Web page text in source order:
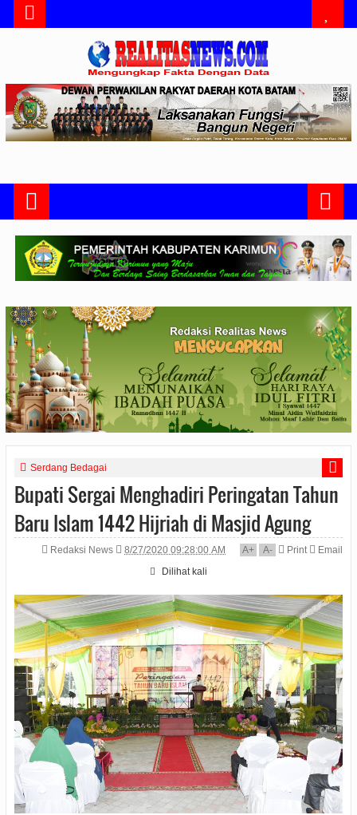
Serdang Bedagai
Bupati Sergai Menghadiri Peringatan Tahun
Baru Islam 1442 Hijriah di Masjid Agung
Redaksi News 8/27/2020 09:28:00 AM A+ A- Print
Email
Dilihat kali